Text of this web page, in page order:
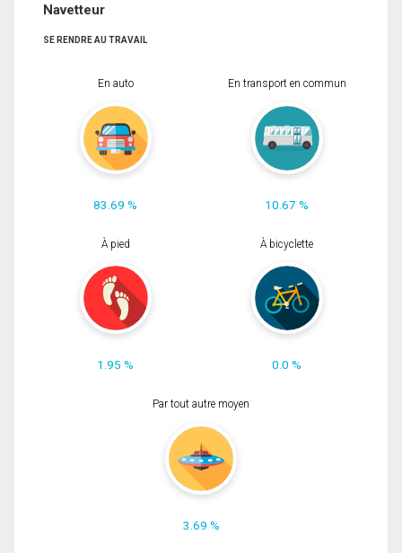
Navetteur
SE RENDRE AU TRAVAIL
En auto
83.69 %
En transport en commun
10.67 %
À pied
1.95 %
À bicyclette
0.0 %
Par tout autre moyen
3.69 %